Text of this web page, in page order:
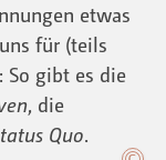
etwas
für (teils
So gibt es die
, die
Quo.